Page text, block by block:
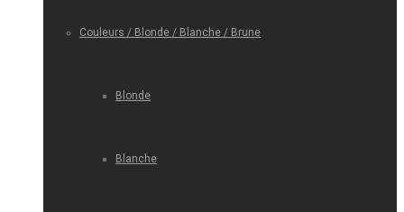
Couleurs / Blonde / Blanche / Brune
Blonde
Blanche